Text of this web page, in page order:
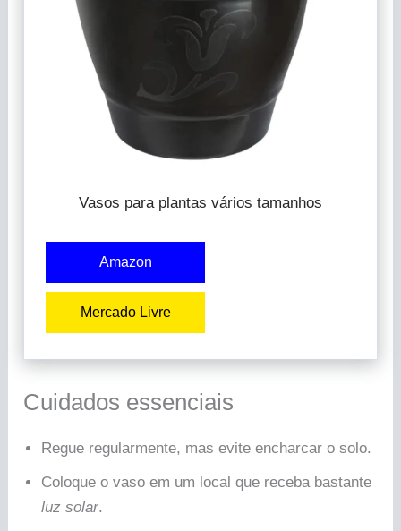
Vasos para plantas vários tamanhos
Amazon
Mercado Livre
Cuidados essenciais
Regue regularmente, mas evite encharcar o solo.
Coloque o vaso em um local que receba bastante
luz solar.